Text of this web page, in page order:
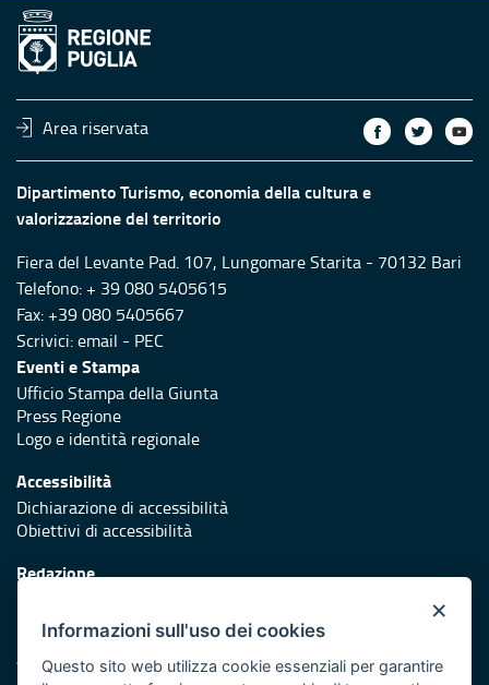
Area riservata
Dipartimento Turismo, economia della cultura e
valorizzazione del territorio
Fiera del Levante Pad. 107, Lungomare Starita - 70132 Bari
Telefono: + 39 080 5405615
Fax: +39 080 5405667
Scrivici:email - PEC
Eventi e Stampa
Ufficio Stampa della Giunta
Press Regione
Logo e identità regionale
Accessibilità
Dichiarazione di accessibilità
Obiettivi di accessibilità
Redazione
Protezione civile
Vai al sito di Protezione Civile Puglia
×
Informazioni sull'uso dei cookies
Questo sito web utilizza cookie essenziali per garantire